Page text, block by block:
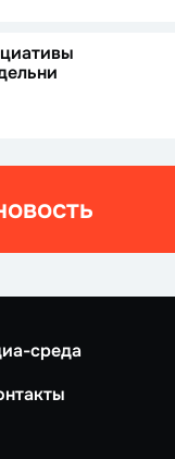
среда